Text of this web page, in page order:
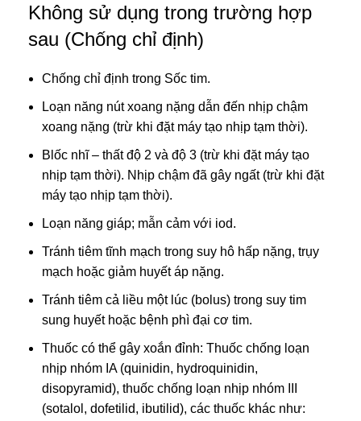
Không sử dụng trong trường hợp
sau (Chống chỉ định)
Chống chỉ định trong Sốc tim.
Loạn năng nút xoang nặng dẫn đến nhịp chậm
xoang nặng (trừ khi đặt máy tạo nhịp tạm thời).
Blốc nhĩ – thất độ 2 và độ 3 (trừ khi đặt máy tạo
nhịp tạm thời). Nhịp chậm đã gây ngất (trừ khi đặt
máy tạo nhịp tạm thời).
Loạn năng giáp; mẫn cảm với iod.
Tránh tiêm tĩnh mạch trong suy hô hấp nặng, trụy
mạch hoặc giảm huyết áp nặng.
Tránh tiêm cả liều một lúc (bolus) trong suy tim
sung huyết hoặc bệnh phì đại cơ tim.
Thuốc có thể gây xoắn đỉnh: Thuốc chống loạn
nhịp nhóm IA (quinidin, hydroquinidin,
disopyramid), thuốc chống loạn nhịp nhóm III
(sotalol, dofetilid, ibutilid), các thuốc khác như: